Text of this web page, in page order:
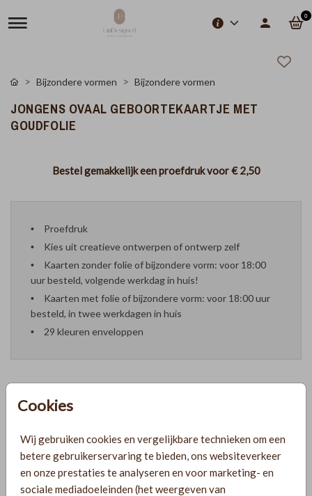
0
Cookies
Wij gebruiken cookies en vergelijkbare technieken om een
betere gebruikerservaring te bieden, ons websiteverkeer
en onze prestaties te analyseren en voor marketing- en
sociale mediadoeleinden (het weergeven van
Bijzondere vormen Bijzondere vormen
JONGENS OVAAL GEBOORTEKAARTJE MET
GOUDFOLIE
Bestel gemakkelijk een proefdruk voor€ 2,50
Proefdruk
Kies uit creatieve ontwerpen of ontwerp zelf
Kaarten zonder folie of bijzondere vorm: voor 18:00
uur besteld, volgende werkdag in huis!
Kaarten met folie of bijzondere vorm: voor 18:00 uur
besteld, in twee werkdagen in huis
29 kleuren enveloppen
Formaten en prijzen
PRODUCTINFORMATIE